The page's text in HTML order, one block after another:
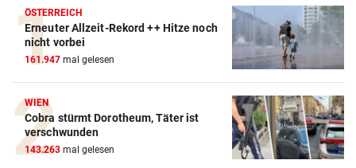
ÖSTERREICH
Erneuter Allzeit-Rekord ++ Hitze noch
nicht vorbei
161.947 mal gelesen
WIEN
Cobra stürmt Dorotheum, Täter ist
verschwunden
143.263 mal gelesen